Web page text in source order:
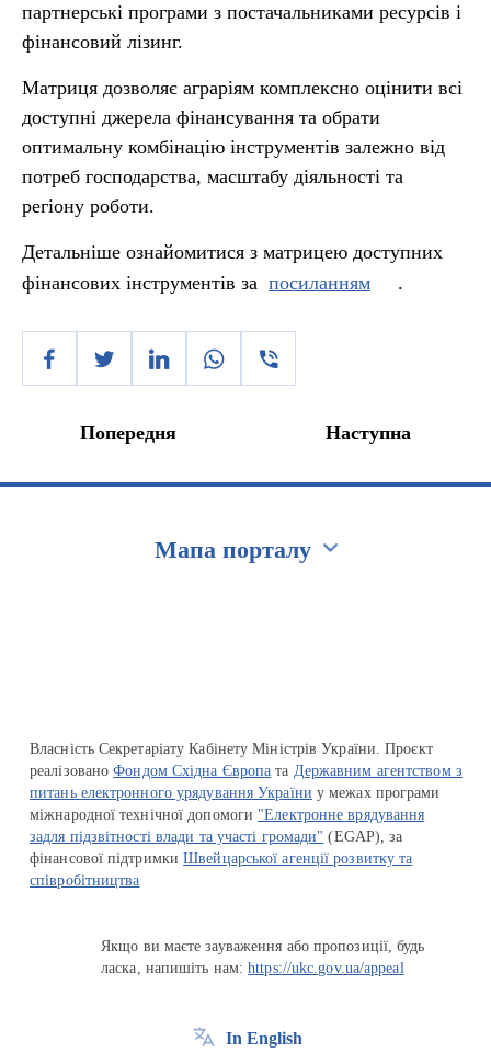
партнерські програми з постачальниками ресурсів і
фінансовий лізинг.
Матриця дозволяє аграріям комплексно оцінити всі
доступні джерела фінансування та обрати
оптимальну комбінацію інструментів залежно від
потреб господарства, масштабу діяльності та
регіону роботи.
Детальніше ознайомитися з матрицею доступних
фінансових інструментів за посиланням .
Попередня Наступна
Мапа порталу
Власність Секретаріату Кабінету Міністрів України. Проєкт
реалізованоФондом Східна Європа та Державним агентством з
питань електронного урядування України у межах програми
міжнародної технічної допомоги "Електронне врядування
задля підзвітності влади та участі громади" (EGAP), за
фінансової підтримкиШвейцарської агенції розвитку та
співробітництва
Якщо ви маєте зауваження або пропозиції, будь
ласка, напишіть нам:https://ukc.gov.ua/appeal
In English